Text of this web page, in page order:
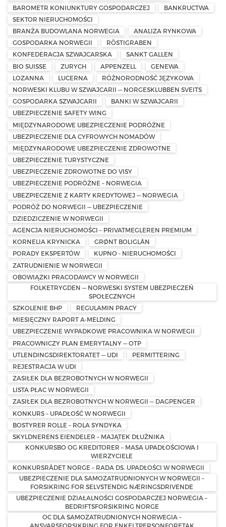
BAROMETR KONIUNKTURY GOSPODARCZEJ
BANKRUCTWA
SEKTOR NIERUCHOMOŚCI
BRANŻA BUDOWLANA NORWEGIA
ANALIZA RYNKOWA
GOSPODARKA NORWEGII
RÖSTIGRABEN
KONFEDERACJA SZWAJCARSKA
SANKT GALLEN
BIO SUISSE
ZURYCH APPENZELL
GENEWA
LOZANNA
LUCERNA
RÓŻNORODNOŚĆ JĘZYKOWA
NORWESKI KLUBU W SZWAJCARII — NORGESKLUBBEN SVEITS
GOSPODARKA SZWAJCARII
BANKI W SZWAJCARII
UBEZPIECZENIE SAFETY WING
MIĘDZYNARODOWE UBEZPIECZENIE PODRÓŻNE
UBEZPIECZENIE DLA CYFROWYCH NOMADÓW
MIĘDZYNARODOWE UBEZPIECZENIE ZDROWOTNE
UBEZPIECZENIE TURYSTYCZNE
UBEZPIECZENIE ZDROWOTNE DO VISY
UBEZPIECZENIE PODRÓŻNE – NORWEGIA
UBEZPIECZENIE Z KARTY KREDYTOWEJ — NORWEGIA
PODRÓŻ DO NORWEGII — UBEZPIECZENIE
DZIEDZICZENIE W NORWEGII
AGENCJA NIERUCHOMOŚCI – PRIVATMEGLEREN PREMIUM
KORNELIA KRYNICKA
GRØNT BOLIGLÅN
PORADY EKSPERTÓW
KUPNO - NIERUCHOMOŚCI
ZATRUDNIENIE W NORWEGII
OBOWIĄZKI PRACODAWCY W NORWEGII
FOLKETRYGDEN — NORWESKI SYSTEM UBEZPIECZEŃ
SPOŁECZNYCH
SZKOLENIE BHP
REGULAMIN PRACY
MIESIĘCZNY RAPORT A-MELDING
UBEZPIECZENIE WYPADKOWE PRACOWNIKA W NORWEGII
PRACOWNICZY PLAN EMERYTALNY — OTP
UTLENDINGSDIREKTORATET — UDI
PERMITTERING
REJESTRACJA W UDI
ZASIŁEK DLA BEZROBOTNYCH W NORWEGII
LISTA PŁAC W NORWEGII
ZASIŁEK DLA BEZROBOTNYCH W NORWEGII — DAGPENGER
KONKURS – UPADŁOŚĆ W NORWEGII
BOSTYRER ROLLE – ROLA SYNDYKA
SKYLDNERENS EIENDELER – MAJĄTEK DŁUŻNIKA
KONKURSBO OG KREDITORER – MASA UPADŁOŚCIOWA I
WIERZYCIELE
KONKURSRÅDET NORGE – RADA DS. UPADŁOŚCI W NORWEGII
UBEZPIECZENIE DLA SAMOZATRUDNIONYCH W NORWEGII –
FORSIKRING FOR SELVSTENDIG NÆRINGSDRIVENDE
UBEZPIECZENIE DZIAŁALNOŚCI GOSPODARCZEJ NORWEGIA –
BEDRIFTSFORSIKRING NORGE
OC DLA SAMOZATRUDNIONYCH NORWEGIA –
ANSVARSFORSIKRING FOR ENKELTPERSONFORETAK